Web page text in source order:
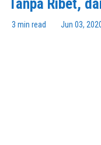
Tanpa Ribet,
3 min read Jun 03,